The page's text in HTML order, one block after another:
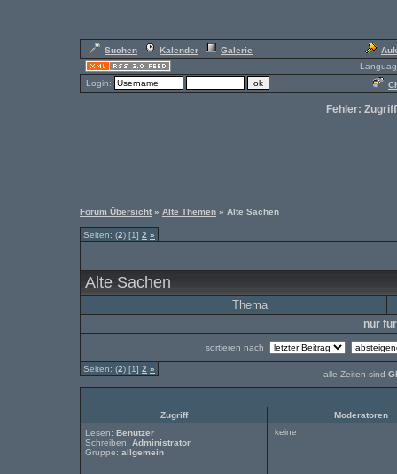
Suchen Kalender Galerie
Login:
Fehler:
Forum Übersicht » Alte Themen » Alte Sachen
Seiten: (2) [1] 2 »
Alte Sachen
Thema
nur
sortieren nach
Seiten: (2) [1] 2 »
alle Zeiten sind
Zugriff
Moderatoren
Lesen: Benutzer
Schreiben: Administrator
Gruppe: allgemein
keine